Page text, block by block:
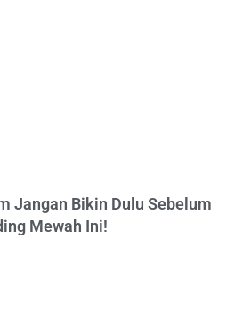
Jangan Bikin Dulu Sebelum
Mewah Ini!